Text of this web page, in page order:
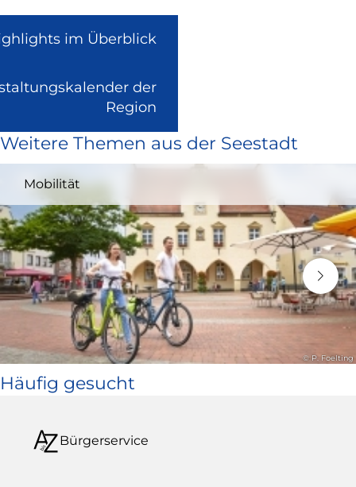
im Überblick
der
Region
extern
und
in
neuem
Fenster)
Weitere Themen aus der Seestadt
Mobilität
© P. Foelting
Häufig gesucht
Bürgerservice